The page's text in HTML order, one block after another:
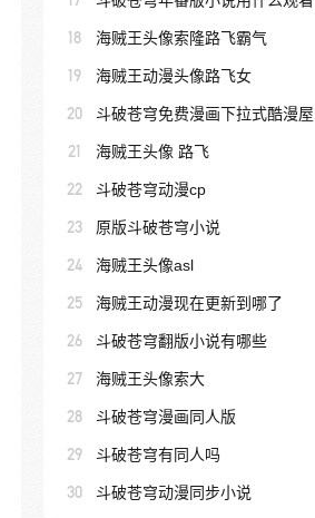
18 海贼王头像索隆路飞霸气
19 海贼王动漫头像路飞女
20 斗破苍穹免费漫画下拉式酷漫屋
21 海贼王头像 路飞
22 斗破苍穹动漫cp
23 原版斗破苍穹小说
24 海贼王头像asl
25 海贼王动漫现在更新到哪了
26 斗破苍穹翻版小说有哪些
27 海贼王头像索大
28 斗破苍穹漫画同人版
29 斗破苍穹有同人吗
30 斗破苍穹动漫同步小说